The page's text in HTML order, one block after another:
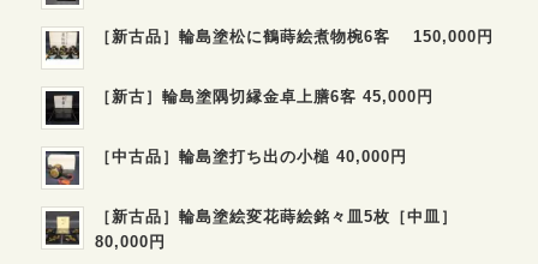
［新古品］輪島塗松に鶴蒔絵煮物椀6客 150,000円
［新古］輪島塗隅切縁金卓上膳6客 45,000円
［中古品］輪島塗打ち出の小槌 40,000円
［新古品］輪島塗絵変花蒔絵銘々皿5枚［中皿］
80,000円